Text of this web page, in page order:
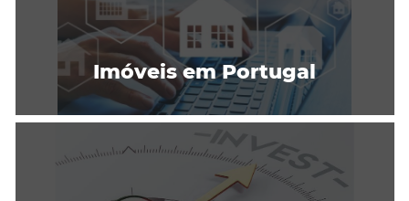
Imóveis em Portugal